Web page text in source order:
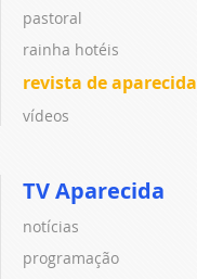
pastoral
rainha hotéis
revista de aparecida
vídeos
TV Aparecida
notícias
programação